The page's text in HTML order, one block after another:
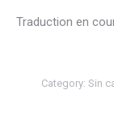
Traduction en
Category: Sin